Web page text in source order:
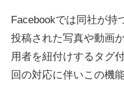
Facebookでは同社が持
投稿された写真や動画
用者を紐付けするタグ
回の対応に伴いこの機